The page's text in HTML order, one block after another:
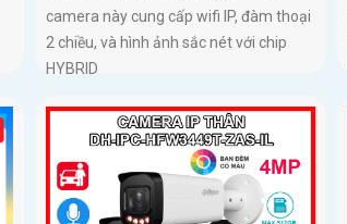
camera này cung cấp wifi IP, đàm thoại
2 chiều, và hình ảnh sắc nét với chip
HYBRID